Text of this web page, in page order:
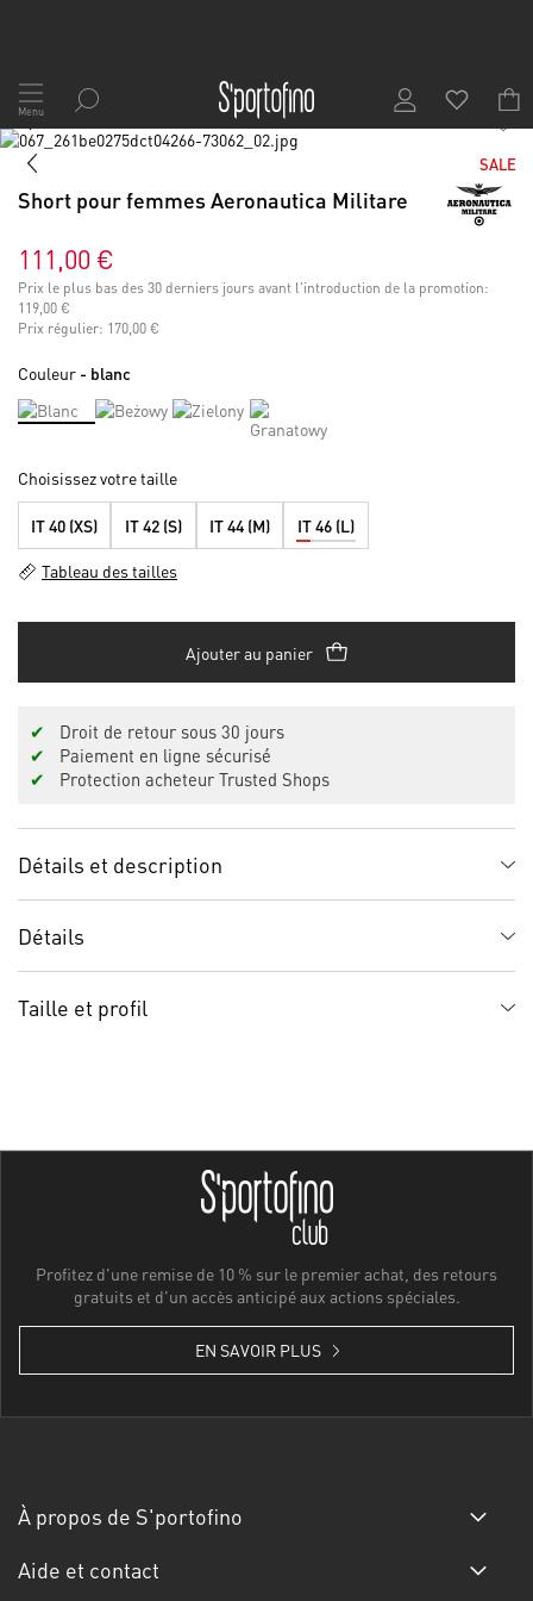
Allez
au
contenu
Menu
Skip
end
the
images
gallery
SALE
1/9
Skip
the
images
gallery
Short pour femmes Aeronautica Militare
111,00 €
Prix le plus bas des 30 derniers jours avant l'introduction de la promotion:
119,00 €
Prix régulier: 170,00 €
Couleur - blanc
Choisissez votre taille
IT 40 (XS) IT 42 (S) IT 44 (M) IT 46 (L)
Tableau des tailles
Ajouter au panier
✔
Droit de retour sous 30 jours
✔
Paiement en ligne sécurisé
✔
Protection acheteur Trusted Shops
Détails et description
Détails
Taille et profil
Profitez d'une remise de 10 % sur le premier achat, des retours
gratuits et d'un accès anticipé aux actions spéciales.
EN SAVOIR PLUS
À propos de S'portofino
Aide et contact